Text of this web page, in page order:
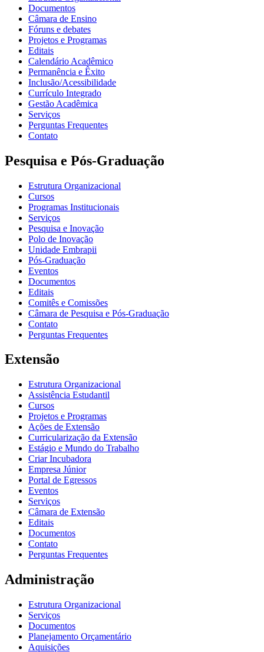
Documentos
Câmara de Ensino
Fóruns e debates
Projetos e Programas
Editais
Calendário Acadêmico
Permanência e Êxito
Inclusão/Acessibilidade
Currículo Integrado
Gestão Acadêmica
Serviços
Perguntas Frequentes
Contato
Pesquisa e Pós-Graduação
Estrutura Organizacional
Cursos
Programas Institucionais
Serviços
Pesquisa e Inovação
Polo de Inovação
Unidade Embrapii
Pós-Graduação
Eventos
Documentos
Editais
Comitês e Comissões
Câmara de Pesquisa e Pós-Graduação
Contato
Perguntas Frequentes
Extensão
Estrutura Organizacional
Assistência Estudantil
Cursos
Projetos e Programas
Ações de Extensão
Curricularização da Extensão
Estágio e Mundo do Trabalho
Criar Incubadora
Empresa Júnior
Portal de Egressos
Eventos
Serviços
Câmara de Extensão
Editais
Documentos
Contato
Perguntas Frequentes
Administração
Estrutura Organizacional
Serviços
Documentos
Planejamento Orçamentário
Aquisições